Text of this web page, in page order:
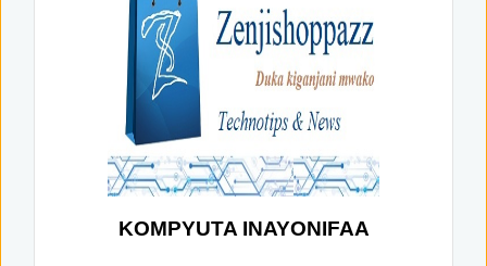
KOMPYUTA INAYONIFAA